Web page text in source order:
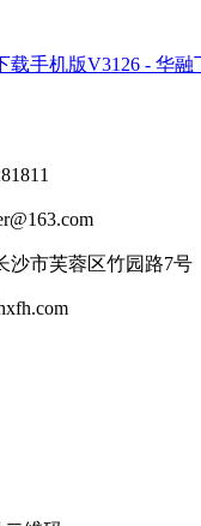
载手机版V3126 - 华融
沙市芙蓉区竹园路7号